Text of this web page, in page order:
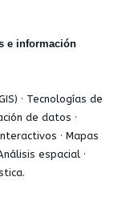
e información
· Tecnologías de
de datos ·
· Mapas
espacial ·